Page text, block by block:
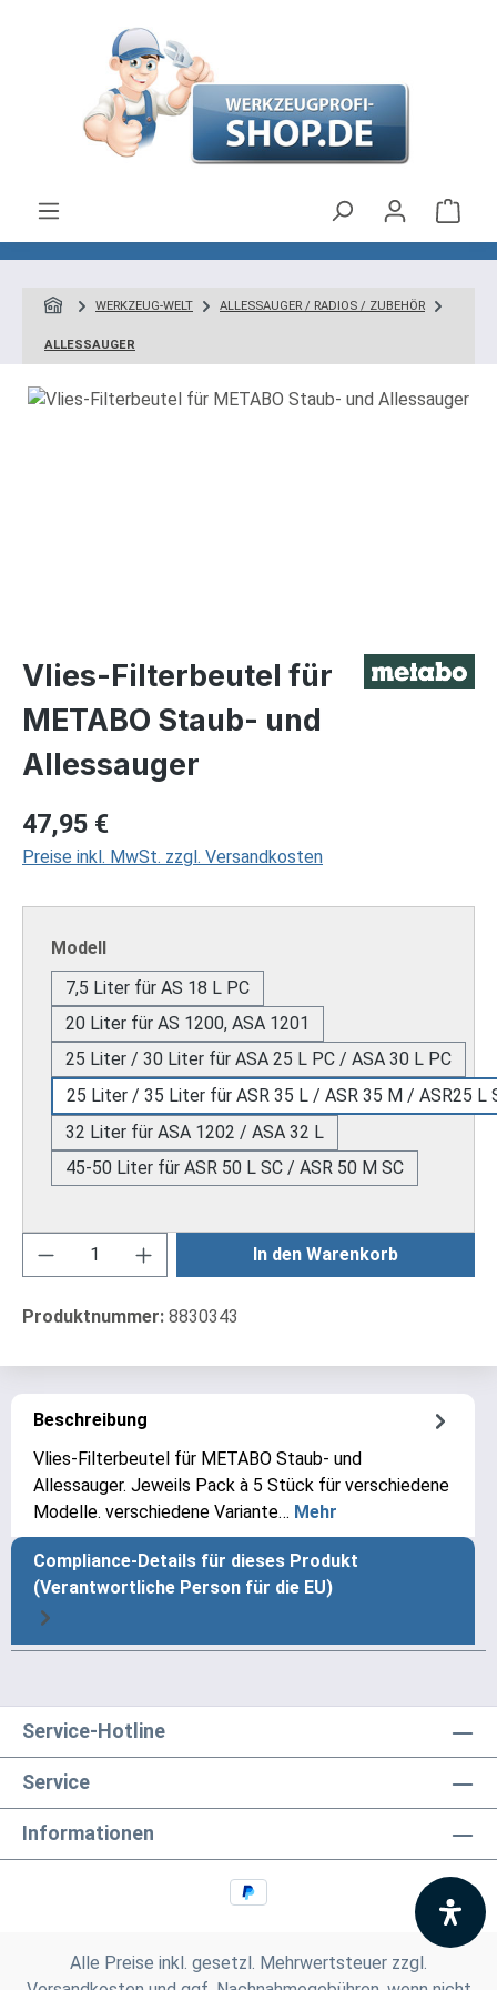
Zum Hauptinhalt springen
WERKZEUG-WELT ALLESSAUGER / RADIOS / ZUBEHÖR
ALLESSAUGER
Bildergalerie überspringen
Vlies-Filterbeutel für
METABO Staub- und
Allessauger
Regulärer Preis:
47,95 €
Preise inkl. MwSt. zzgl. Versandkosten
Modellauswählen
7,5 Liter für AS 18 L PC
20 Liter für AS 1200, ASA 1201
25 Liter / 30 Liter für ASA 25 L PC / ASA 30 L PC
25 Liter / 35 Liter für ASR 35 L / ASR 35 M / ASR25 L
32 Liter für ASA 1202 / ASA 32 L
45-50 Liter für ASR 50 L SC / ASR 50 M SC
Produkt Anzahl: Gib den gewünschten
In den Warenkorb
Produktnummer: 8830343
Beschreibung
Vlies-Filterbeutel für METABO Staub- und
Allessauger. Jeweils Pack à 5 Stück für verschiedene
Modelle. verschiedene Variante… Mehr
Compliance-Details für dieses Produkt
(Verantwortliche Person für die EU)
Service-Hotline
Service
Informationen
Alle Preise inkl. gesetzl. Mehrwertsteuer zzgl.